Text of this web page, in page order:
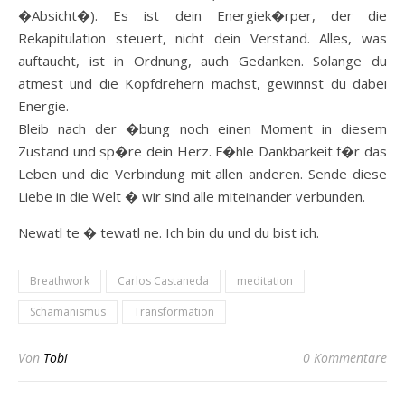
�Absicht�). Es ist dein Energiek�rper, der die
Rekapitulation steuert, nicht dein Verstand. Alles, was
auftaucht, ist in Ordnung, auch Gedanken. Solange du
atmest und die Kopfdrehern machst, gewinnst du dabei
Energie.
Bleib nach der �bung noch einen Moment in diesem
Zustand und sp�re dein Herz. F�hle Dankbarkeit f�r das
Leben und die Verbindung mit allen anderen. Sende diese
Liebe in die Welt � wir sind alle miteinander verbunden.
Newatl te � tewatl ne. Ich bin du und du bist ich.
Breathwork Carlos Castaneda
meditation
Schamanismus
Transformation
Von Tobi 0 Kommentare